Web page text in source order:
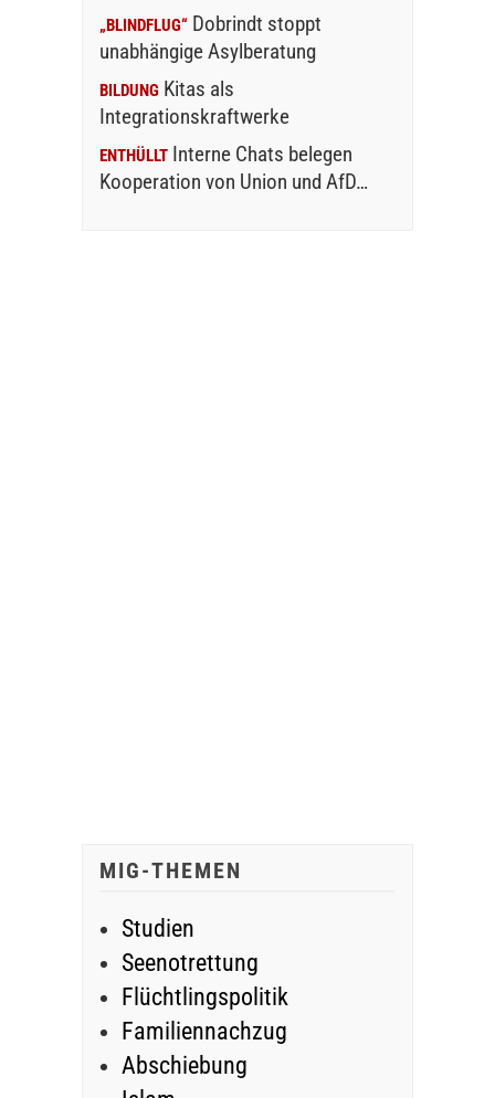
„BLINDFLUG“ Dobrindt stoppt
unabhängige Asylberatung
BILDUNG Kitas als
Integrationskraftwerke
ENTHÜLLT Interne Chats belegen
Kooperation von Union und AfD…
MIG-THEMEN
Studien
Seenotrettung
Flüchtlingspolitik
Familiennachzug
Abschiebung